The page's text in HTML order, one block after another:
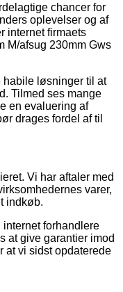
chancer for
oplevelser og af
internet firmaets
M/afsug 230mm Gws
habile løsninger til at
Tilmed ses mange
en evaluering af
drages fordel af til
Vi har aftaler med
varer,
indkøb.
internet forhandlere
at give garantier imod
at vi sidst opdaterede